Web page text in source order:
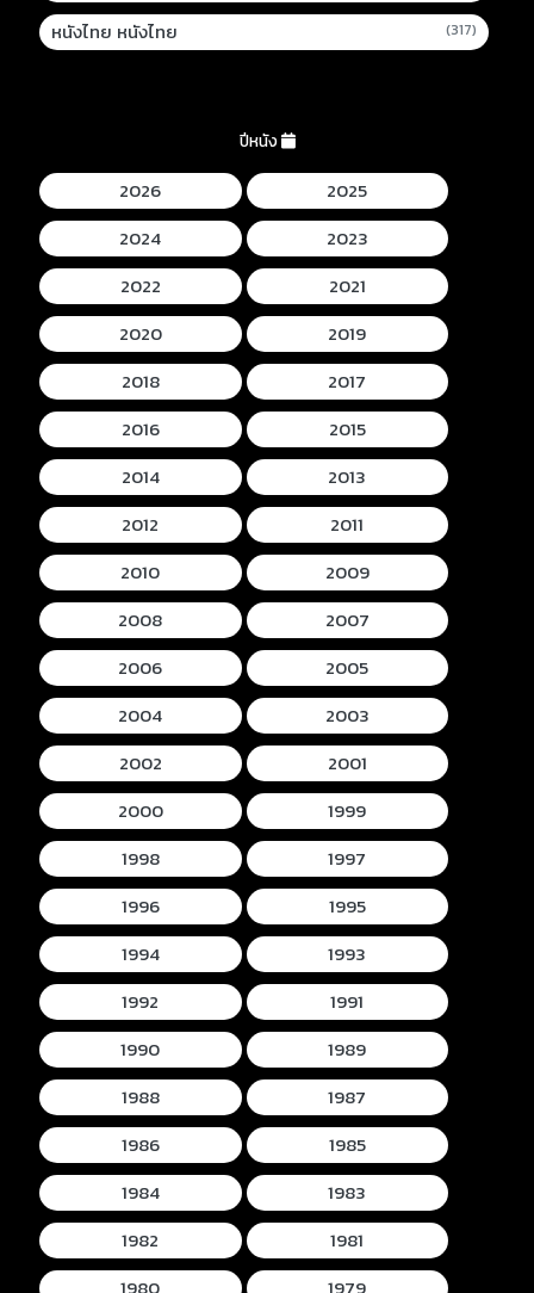
หนังไทย หนังไทย (317)
ปีหนัง
2026
2025
2024
2023
2022
2021
2020
2019
2018
2017
2016
2015
2014
2013
2012
2011
2010
2009
2008
2007
2006
2005
2004
2003
2002
2001
2000
1999
1998
1997
1996
1995
1994
1993
1992
1991
1990
1989
1988
1987
1986
1985
1984
1983
1982
1981